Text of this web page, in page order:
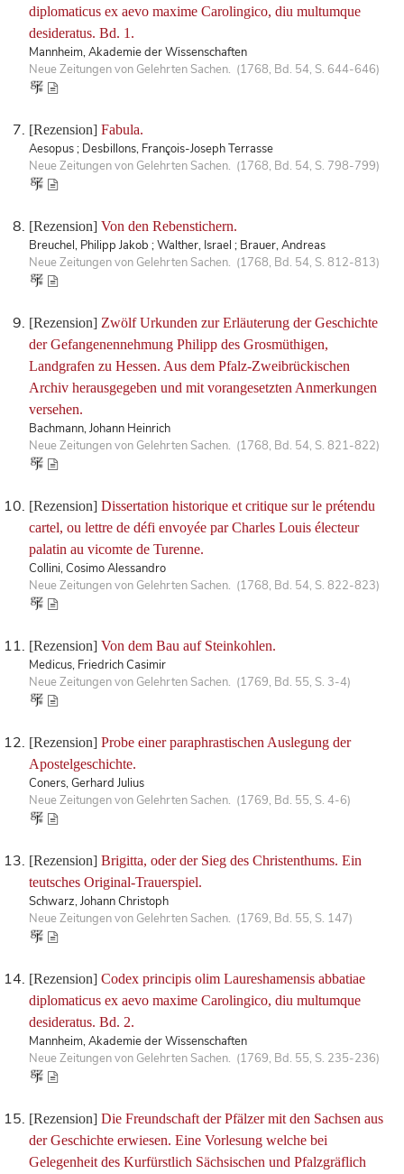
diplomaticus ex aevo maxime Carolingico, diu multumque
desideratus. Bd. 1.
Mannheim, Akademie der Wissenschaften
Neue Zeitungen von Gelehrten Sachen. (1768, Bd. 54, S. 644-646)
[Rezension] Fabula.
Aesopus ; Desbillons, François-Joseph Terrasse
Neue Zeitungen von Gelehrten Sachen. (1768, Bd. 54, S. 798-799)
[Rezension] Von den Rebenstichern.
Breuchel, Philipp Jakob ; Walther, Israel ; Brauer, Andreas
Neue Zeitungen von Gelehrten Sachen. (1768, Bd. 54, S. 812-813)
[Rezension] Zwölf Urkunden zur Erläuterung der Geschichte
der Gefangenennehmung Philipp des Grosmüthigen,
Landgrafen zu Hessen. Aus dem Pfalz-Zweibrückischen
Archiv herausgegeben und mit vorangesetzten Anmerkungen
versehen.
Bachmann, Johann Heinrich
Neue Zeitungen von Gelehrten Sachen. (1768, Bd. 54, S. 821-822)
[Rezension] Dissertation historique et critique sur le prétendu
cartel, ou lettre de défi envoyée par Charles Louis électeur
palatin au vicomte de Turenne.
Collini, Cosimo Alessandro
Neue Zeitungen von Gelehrten Sachen. (1768, Bd. 54, S. 822-823)
[Rezension] Von dem Bau auf Steinkohlen.
Medicus, Friedrich Casimir
Neue Zeitungen von Gelehrten Sachen. (1769, Bd. 55, S. 3-4)
[Rezension] Probe einer paraphrastischen Auslegung der
Apostelgeschichte.
Coners, Gerhard Julius
Neue Zeitungen von Gelehrten Sachen. (1769, Bd. 55, S. 4-6)
[Rezension] Brigitta, oder der Sieg des Christenthums. Ein
teutsches Original-Trauerspiel.
Schwarz, Johann Christoph
Neue Zeitungen von Gelehrten Sachen. (1769, Bd. 55, S. 147)
[Rezension] Codex principis olim Laureshamensis abbatiae
diplomaticus ex aevo maxime Carolingico, diu multumque
desideratus. Bd. 2.
Mannheim, Akademie der Wissenschaften
Neue Zeitungen von Gelehrten Sachen. (1769, Bd. 55, S. 235-236)
[Rezension] Die Freundschaft der Pfälzer mit den Sachsen aus
der Geschichte erwiesen. Eine Vorlesung welche bei
Gelegenheit des Kurfürstlich Sächsischen und Pfalzgräflich